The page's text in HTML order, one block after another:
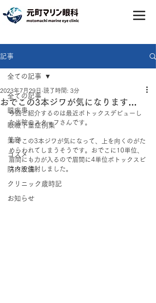
記事
全ての記事
眼疾患
眼瞼下垂症例集
美容
コスメ
院内設備
クリニック歳時記
お知らせ
全ての記事
おでこの3本ジワが気になります…
2023年7月29日 読了時間: 3分
今回ご紹介するのは最近ボトックスデビューし
た当院のスタッフさんです。
おでこの3本ジワが気になって、上を向くのがた
めらわれてしまうそうです。おでこに10単位、
眉間にも力が入るので眉間に4単位ボトックスビ
スタを注射しました。